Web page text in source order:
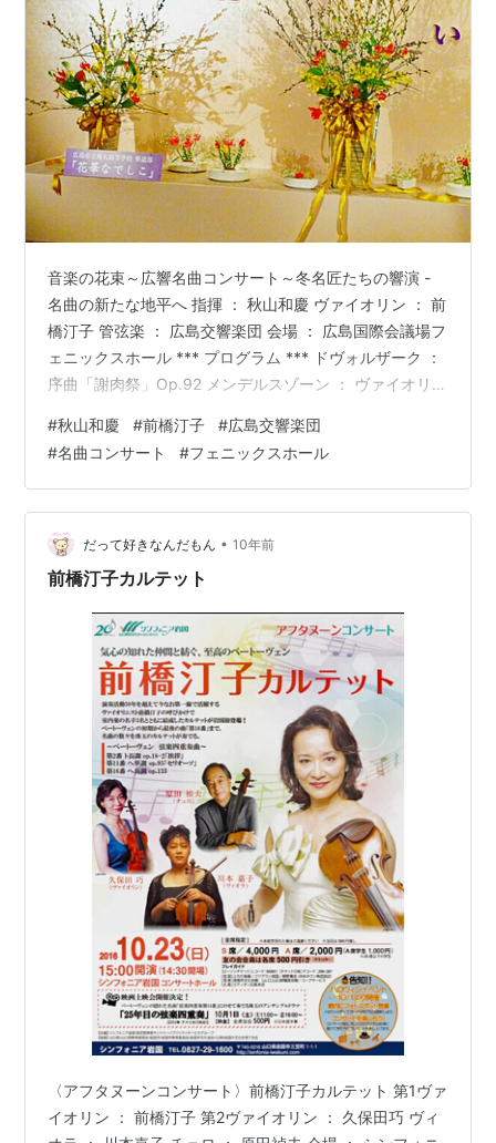
音楽の花束～広響名曲コンサート～冬名匠たちの響演 -
名曲の新たな地平へ 指揮 ： 秋山和慶 ヴァイオリン ： 前
橋汀子 管弦楽 ： 広島交響楽団 会場 ： 広島国際会議場フ
ェニックスホール *** プログラム *** ドヴォルザーク ：
序曲「謝肉祭」Op.92 メンデルスゾーン ： ヴァイオリン
Andante III. Allegretto non troppo - Allegro molto
vivace Encore バッハ ： ソナタ第３番～ラルゴ （Vn:前
橋汀子） ----------休…
#秋山和慶 #前橋汀子 #広島交響楽団
#名曲コンサート #フェニックスホール
だって好きなんだもん • 10年前
前橋汀子カルテット
〈アフタヌーンコンサート〉前橋汀子カルテット 第1ヴァ
イオリン ： 前橋汀子 第2ヴァイオリン ： 久保田巧 ヴィ